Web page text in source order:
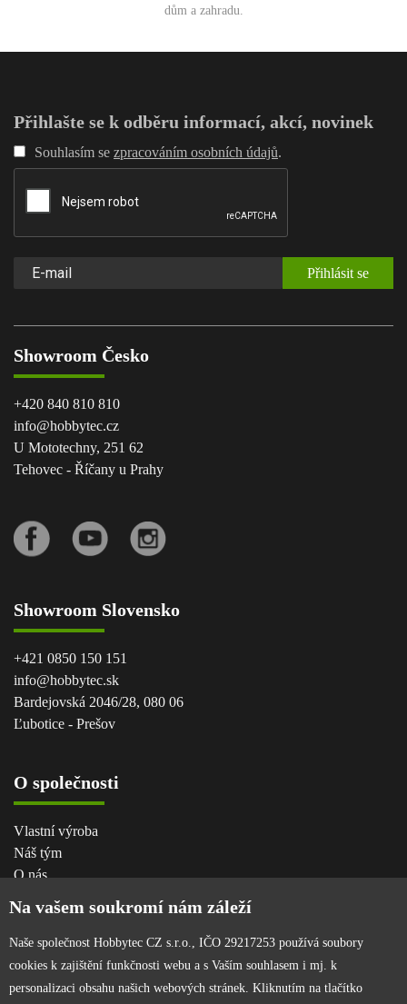
dům a zahradu.
Přihlašte se k odběru informací, akcí, novinek
Souhlasím se zpracováním osobních údajů.
Přihlásit se
Showroom Česko
+420 840 810 810
info@hobbytec.cz
U Mototechny, 251 62
Tehovec - Říčany u Prahy
Showroom Slovensko
+421 0850 150 151
info@hobbytec.sk
Bardejovská 2046/28, 080 06
Ľubotice - Prešov
O společnosti
Vlastní výroba
Náš tým
O nás
Pro zákazníka
Obchodní podmínky
Na vašem soukromí nám záleží
Naše společnost Hobbytec CZ s.r.o., IČO 29217253 používá soubory
cookies k zajištění funkčnosti webu a s Vaším souhlasem i mj. k
personalizaci obsahu našich webových stránek. Kliknutím na tlačítko